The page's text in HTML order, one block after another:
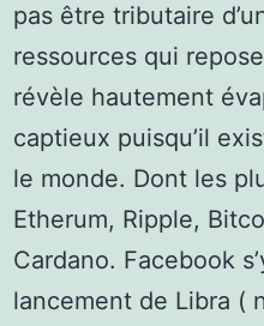
pas être tributaire
ressources qui
révèle hautement
captieux puisqu’il
le monde. Dont les
Etherum, Ripple,
Cardano. Facebook
lancement de Libra (